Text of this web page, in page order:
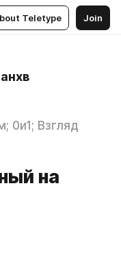
Teletype Join
0и1; Взгляд
на